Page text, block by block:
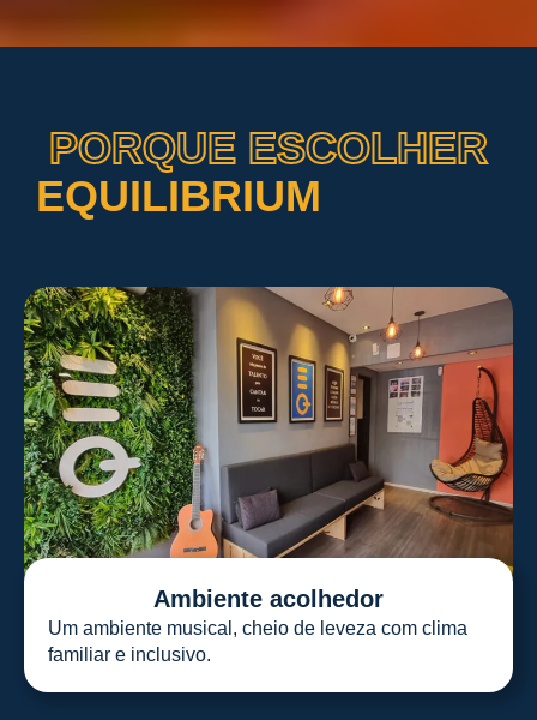
PORQUE ESCOLHER
EQUILIBRIUM
Ambiente acolhedor
Um ambiente musical, cheio de leveza com clima
familiar e inclusivo.